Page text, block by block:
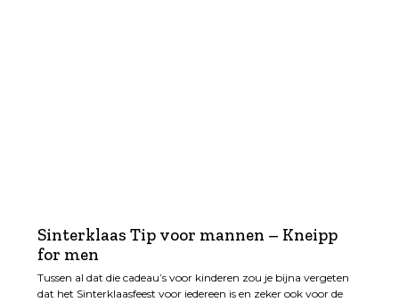
Sinterklaas Tip voor mannen – Kneipp
for men
Tussen al dat die cadeau’s voor kinderen zou je bijna vergeten
dat het Sinterklaasfeest voor iedereen is en zeker ook voor de